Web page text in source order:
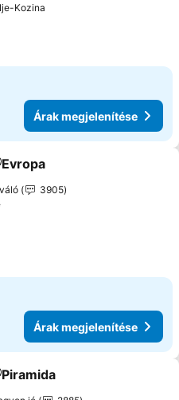
Kozina
Árak megjelenítése
a kedvencekhez
3905
Árak megjelenítése
a kedvencekhez